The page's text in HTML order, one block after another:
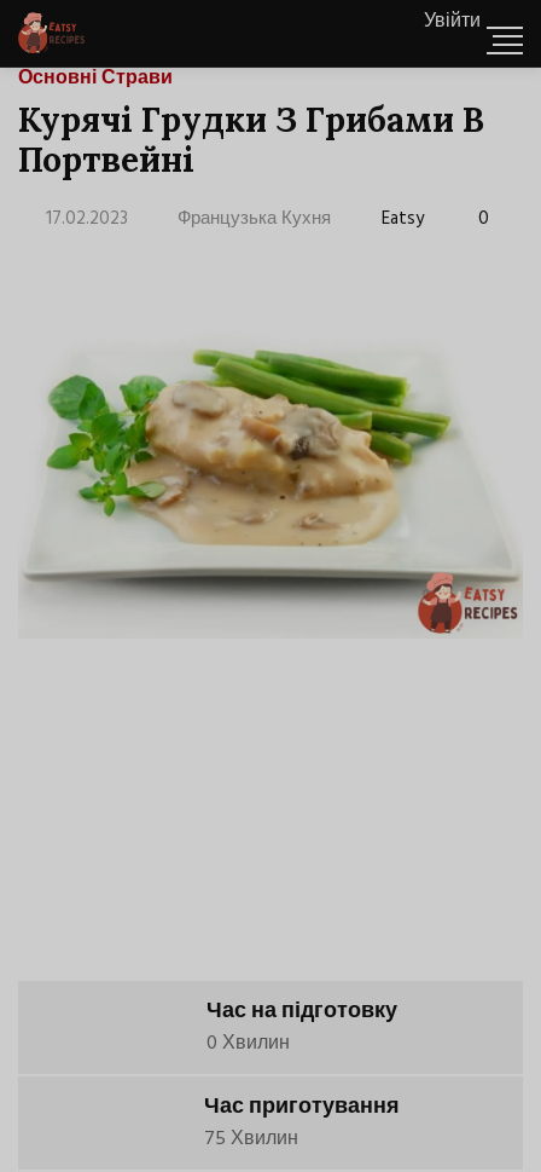
Увійти
Основні Страви
Курячі Грудки З Грибами В
Портвейні
17.02.2023 Французька Кухня Eatsy 0
Час на підготовку
0 Хвилин
Час приготування
75 Хвилин